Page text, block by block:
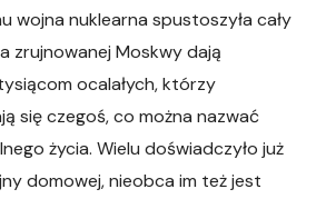
wojna nuklearna spustoszyła cały
zrujnowanej Moskwy dają
ocalałych, którzy
się czegoś, co można nazwać
życia. Wielu doświadczyło już
domowej, nieobca im też jest